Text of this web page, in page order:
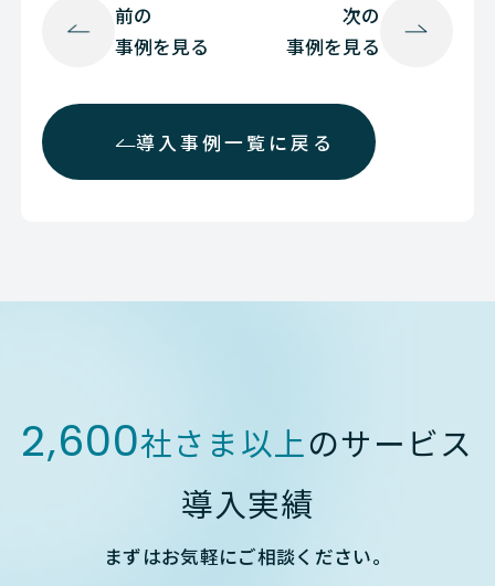
前の
事例を見る
導入事例一覧に戻る
次の
事例を見る
2,600社さま以上のサービス
導入実績
まずはお気軽にご相談ください。